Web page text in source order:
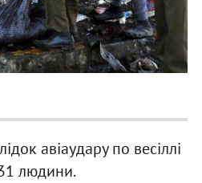
авіаудару по весіллі
людини.